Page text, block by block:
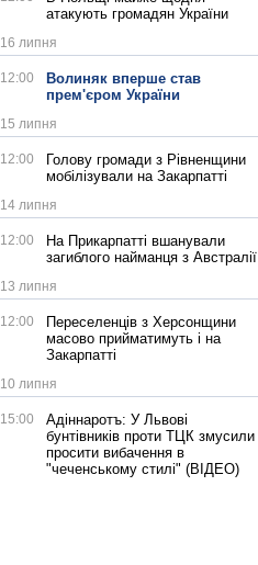
атакують громадян України
16 липня
12:00
Волиняк вперше став
прем'єром України
15 липня
12:00
Голову громади з Рівненщини
мобілізували на Закарпатті
14 липня
12:00
На Прикарпатті вшанували
загиблого найманця з Австралії
13 липня
12:00
Переселенців з Херсонщини
масово прийматимуть і на
Закарпатті
10 липня
15:00
Адіннаротъ: У Львові
бунтівників проти ТЦК змусили
просити вибачення в
"чеченському стилі" (ВІДЕО)